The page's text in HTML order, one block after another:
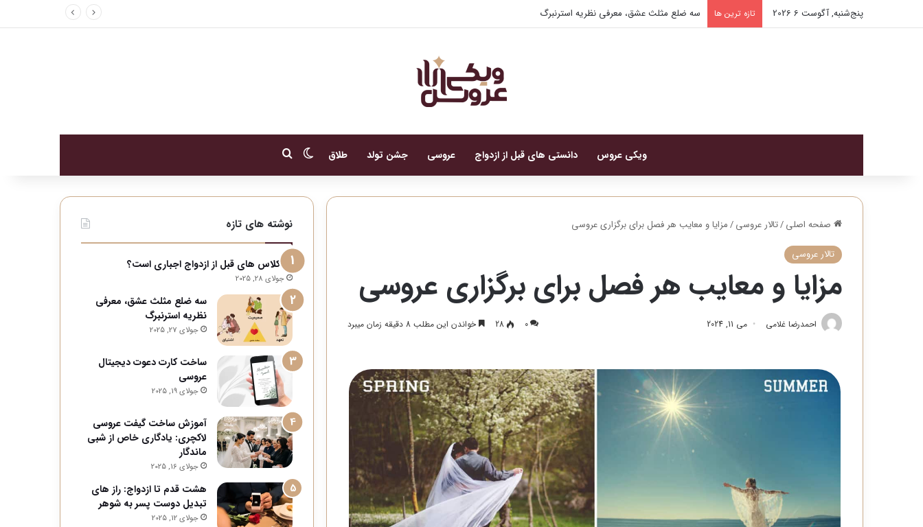
پنج‌شنبه, آگوست 6 2026 تازه ترین ها سه ضلع مثلث عشق، معرفی نظریه استرنبرگ
ویکی عروس دانستی های قبل از ازدواج عروسی جشن تولد طلاق تغییر پوسته
جستجو برای
صفحه اصلی/تالار عروسی/مزایا و معایب هر فصل برای برگزاری عروسی
تالار عروسی
مزایا و معایب هر فصل برای برگزاری عروسی
احمدرضا غلامی می 11, 2024 0
28 خواندن این مطلب 8 دقیقه زمان میبرد
نوشته های تازه
آیا کلاس های قبل از ازدواج اجباری است؟
جولای 28, 2025
سه ضلع مثلث عشق، معرفی
نظریه استرنبرگ
جولای 27, 2025
ساخت کارت دعوت دیجیتال
عروسی
جولای 19, 2025
آموزش ساخت گیفت عروسی
لاکچری: یادگاری خاص از شبی
ماندگار
جولای 16, 2025
هشت قدم تا ازدواج: راز های
تبدیل دوست پسر به شوهر
جولای 12, 2025